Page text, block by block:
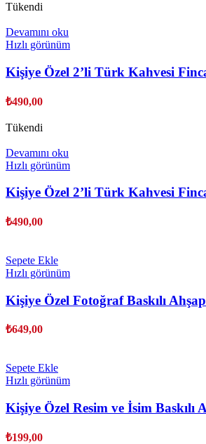
Tükendi
Devamını oku
Hızlı görünüm
Kişiye Özel 2’li Türk Kahvesi
₺490,00
Tükendi
Devamını oku
Hızlı görünüm
Kişiye Özel 2’li Türk Kahvesi
₺490,00
Sepete Ekle
Hızlı görünüm
Kişiye Özel Fotoğraf Baskılı
₺649,00
Sepete Ekle
Hızlı görünüm
Kişiye Özel Resim ve İsim Baskılı
₺199,00